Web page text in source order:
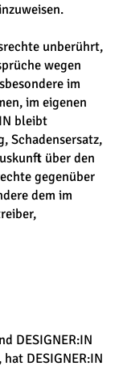
unberührt,
wegen
im
im eigenen
bleibt
Schadensersatz,
über den
gegenüber
dem im
DESIGNER:IN
DESIGNER:IN